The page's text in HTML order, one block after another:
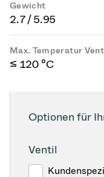
Gewicht
2.7 / 5.95
Max. Temperatur
≤ 120 °C
Optionen für
Ventil